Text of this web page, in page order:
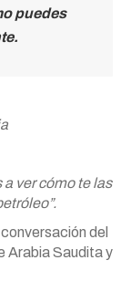
puedes
a ver cómo te las
del
Arabia Saudita y